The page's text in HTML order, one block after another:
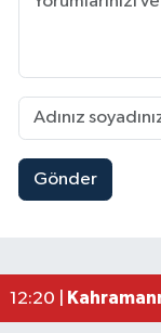
Gönder
12:48 |Müge
12:20 |
12:09 |